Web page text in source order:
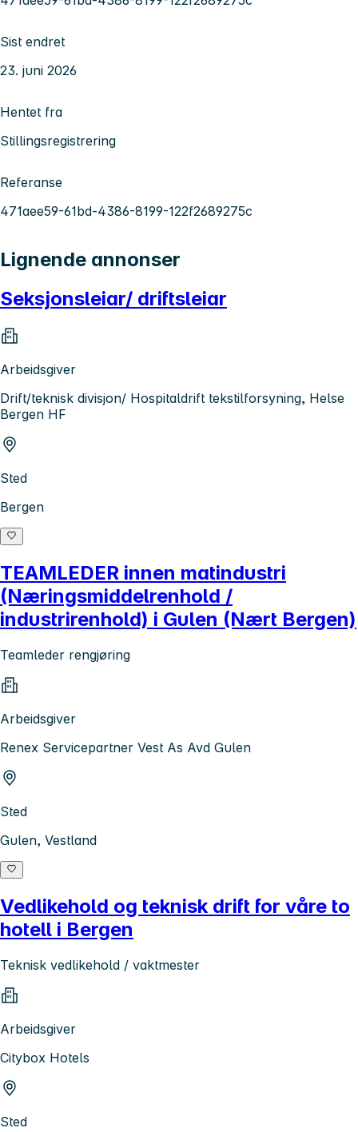
Sist endret
23. juni 2026
Hentet fra
Stillingsregistrering
Referanse
471aee59-61bd-4386-8199-122f2689275c
Lignende annonser
Seksjonsleiar/ driftsleiar
Arbeidsgiver
Drift/teknisk divisjon/ Hospitaldrift tekstilforsyning, Helse
Bergen HF
Sted
Bergen
TEAMLEDER innen matindustri
(Næringsmiddelrenhold /
industrirenhold) i Gulen (Nært Bergen)
Teamleder rengjøring
Arbeidsgiver
Renex Servicepartner Vest As Avd Gulen
Sted
Gulen, Vestland
Vedlikehold og teknisk drift for våre to
hotell i Bergen
Teknisk vedlikehold / vaktmester
Arbeidsgiver
Citybox Hotels
Sted